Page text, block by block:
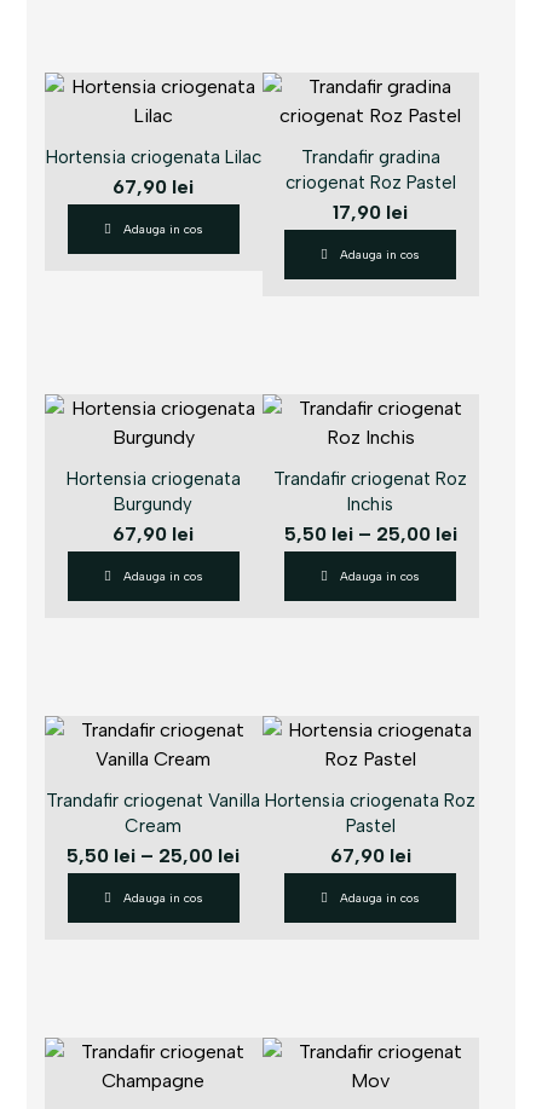
Hortensia criogenata Lilac
67,90 lei
Adauga in cos
Trandafir gradina
criogenat Roz Pastel
17,90 lei
Adauga in cos
Hortensia criogenata
Burgundy
67,90 lei
Adauga in cos
Trandafir criogenat Roz
Inchis
5,50 lei – 25,00 lei
Adauga in cos
Trandafir criogenat Vanilla
Cream
5,50 lei – 25,00 lei
Adauga in cos
Hortensia criogenata Roz
Pastel
67,90 lei
Adauga in cos